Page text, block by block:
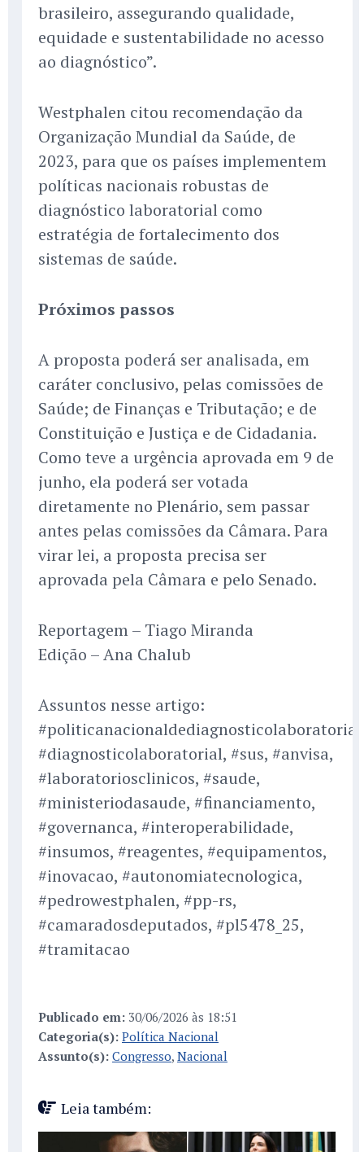
brasileiro, assegurando qualidade,
equidade e sustentabilidade no acesso
ao diagnóstico”.
Westphalen citou recomendação da
Organização Mundial da Saúde, de
2023, para que os países implementem
políticas nacionais robustas de
diagnóstico laboratorial como
estratégia de fortalecimento dos
sistemas de saúde.
Próximos passos
A proposta poderá ser analisada, em
caráter conclusivo, pelas comissões de
Saúde; de Finanças e Tributação; e de
Constituição e Justiça e de Cidadania.
Como teve a urgência aprovada em 9 de
junho, ela poderá ser votada
diretamente no Plenário, sem passar
antes pelas comissões da Câmara. Para
virar lei, a proposta precisa ser
aprovada pela Câmara e pelo Senado.
Reportagem – Tiago Miranda
Edição – Ana Chalub
Assuntos nesse artigo:
#diagnosticolaboratorial, #sus, #anvisa,
#laboratoriosclinicos, #saude,
#ministeriodasaude, #financiamento,
#governanca, #interoperabilidade,
#insumos, #reagentes, #equipamentos,
#inovacao, #autonomiatecnologica,
#pedrowestphalen, #pp-rs,
#camaradosdeputados, #pl5478_25,
#tramitacao
Publicado em: 30/06/2026 às 18:51
Categoria(s): Política Nacional
Assunto(s): Congresso, Nacional
Leia também: